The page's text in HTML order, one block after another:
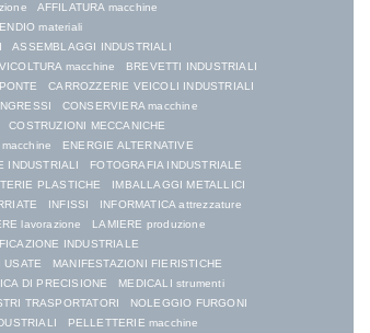
AFFILATURA macchine
materiali
ASSEMBLAGGI INDUSTRIALI
macchine
BREVETTI INDUSTRIALI
CARROZZERIE VEICOLI INDUSTRIALI
CONSERVIERA macchine
COSTRUZIONI MECCANICHE
ENERGIE ALTERNATIVE
INDUSTRIALI
FOTOGRAFIA INDUSTRIALE
PLASTICHE
IMBALLAGGI METALLICI
INFISSI
INFORMATICA attrezzature
lavorazione
LAMIERE produzione
INDUSTRIALE
USATE
MANIFESTAZIONI FIERISTICHE
DI PRECISIONE
MEDICALI strumenti
TRASPORTATORI
NOLEGGIO FURGONI
PELLETTERIE macchine